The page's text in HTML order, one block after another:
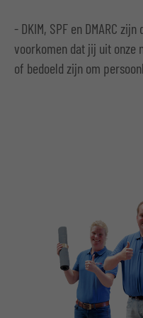
- DKIM, SPF en DMARC
voorkomen dat jij uit onze
of bedoeld zijn om